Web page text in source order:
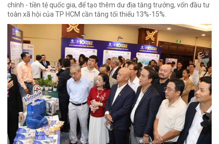
chính - tiền tệ quốc gia, để tạo thêm dư địa tăng trưởng, vốn đầu tư
toàn xã hội của TP HCM cần tăng tối thiểu 13%-15%.